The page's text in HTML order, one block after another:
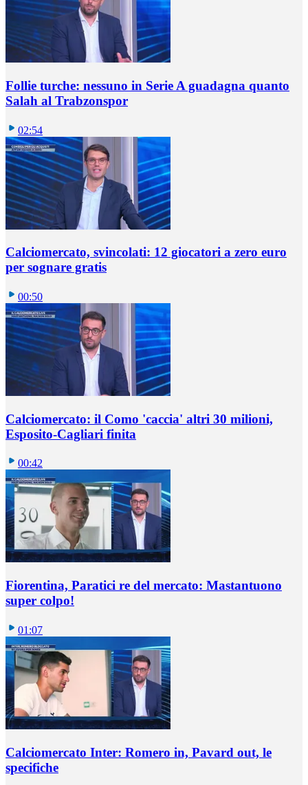
Follie turche: nessuno in Serie A guadagna quanto
Salah al Trabzonspor
02:54
Calciomercato, svincolati: 12 giocatori a zero euro
per sognare gratis
00:50
Calciomercato: il Como 'caccia' altri 30 milioni,
Esposito-Cagliari finita
00:42
Fiorentina, Paratici re del mercato: Mastantuono
super colpo!
01:07
Calciomercato Inter: Romero in, Pavard out, le
specifiche